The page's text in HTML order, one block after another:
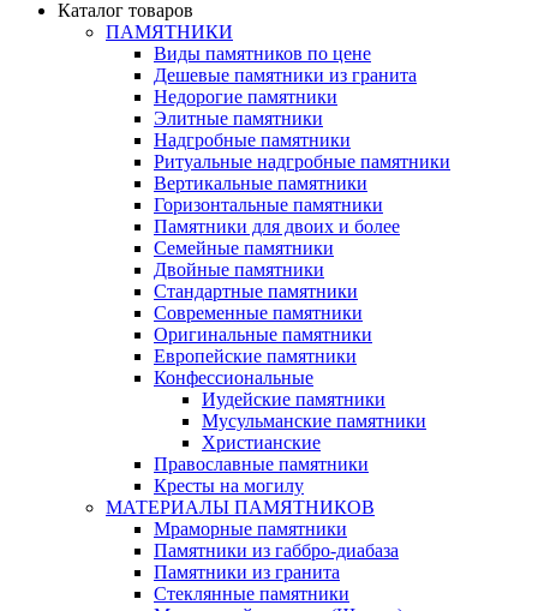
Каталог товаров
ПАМЯТНИКИ
Виды памятников по цене
Дешевые памятники из гранита
Недорогие памятники
Элитные памятники
Надгробные памятники
Ритуальные надгробные памятники
Вертикальные памятники
Горизонтальные памятники
Памятники для двоих и более
Семейные памятники
Двойные памятники
Стандартные памятники
Современные памятники
Оригинальные памятники
Европейские памятники
Конфессиональные
Иудейские памятники
Мусульманские памятники
Христианские
Православные памятники
Кресты на могилу
МАТЕРИАЛЫ ПАМЯТНИКОВ
Мраморные памятники
Памятники из габбро-диабаза
Памятники из гранита
Стеклянные памятники